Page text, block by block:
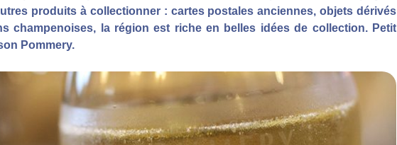
produits à collectionner : cartes postales anciennes, objets dérivés
champenoises, la région est riche en belles idées de collection. Petit
Pommery.